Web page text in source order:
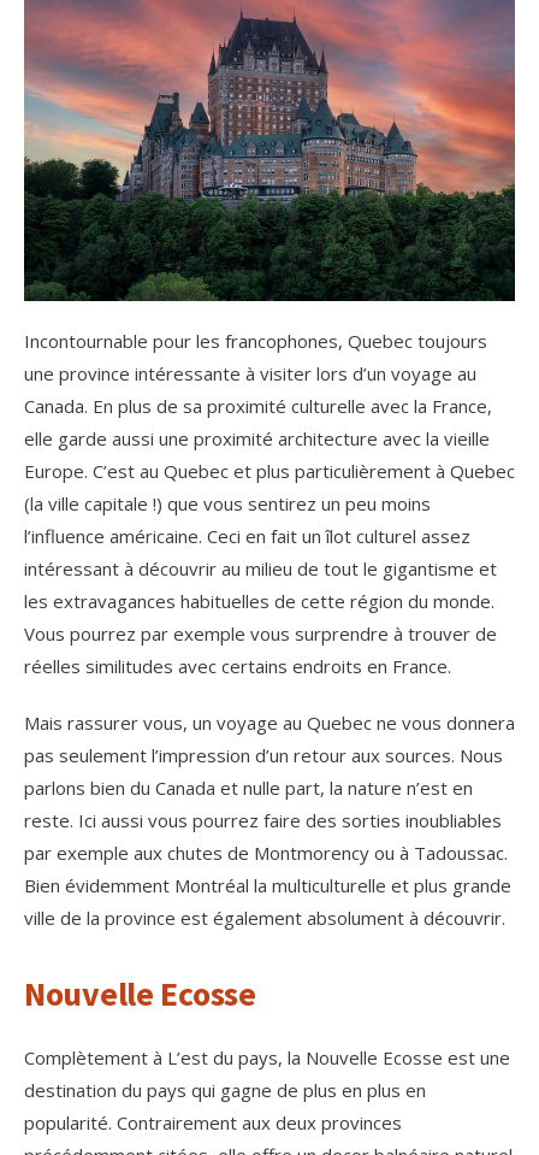
Incontournable pour les francophones, Quebec toujours
une province intéressante à visiter lors d’un voyage au
Canada. En plus de sa proximité culturelle avec la France,
elle garde aussi une proximité architecture avec la vieille
Europe. C’est au Quebec et plus particulièrement à Quebec
(la ville capitale !) que vous sentirez un peu moins
l’influence américaine. Ceci en fait un îlot culturel assez
intéressant à découvrir au milieu de tout le gigantisme et
les extravagances habituelles de cette région du monde.
Vous pourrez par exemple vous surprendre à trouver de
réelles similitudes avec certains endroits en France.
Mais rassurer vous, un voyage au Quebec ne vous donnera
pas seulement l’impression d’un retour aux sources. Nous
parlons bien du Canada et nulle part, la nature n’est en
reste. Ici aussi vous pourrez faire des sorties inoubliables
par exemple aux chutes de Montmorency ou à Tadoussac.
Bien évidemment Montréal la multiculturelle et plus grande
ville de la province est également absolument à découvrir.
Nouvelle Ecosse
Complètement à L’est du pays, la Nouvelle Ecosse est une
destination du pays qui gagne de plus en plus en
popularité. Contrairement aux deux provinces